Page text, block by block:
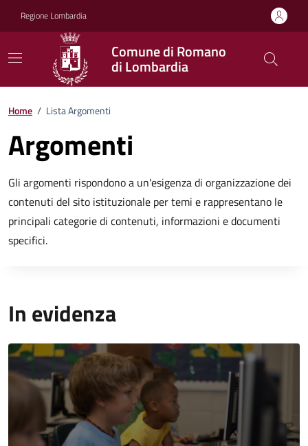
Regione Lombardia
Comune di Romano
di Lombardia
Home / Lista Argomenti
Argomenti
Gli argomenti rispondono a un'esigenza di organizzazione dei
contenuti del sito istituzionale per temi e rappresentano le
principali categorie di contenuti, informazioni e documenti
specifici.
In evidenza